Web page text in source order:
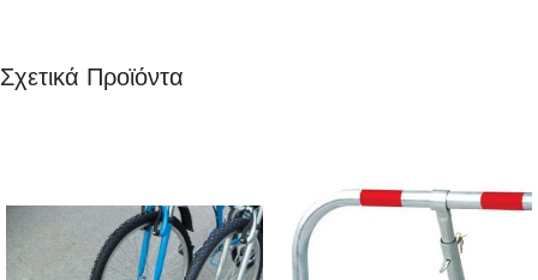
Σχετικά Προϊόντα